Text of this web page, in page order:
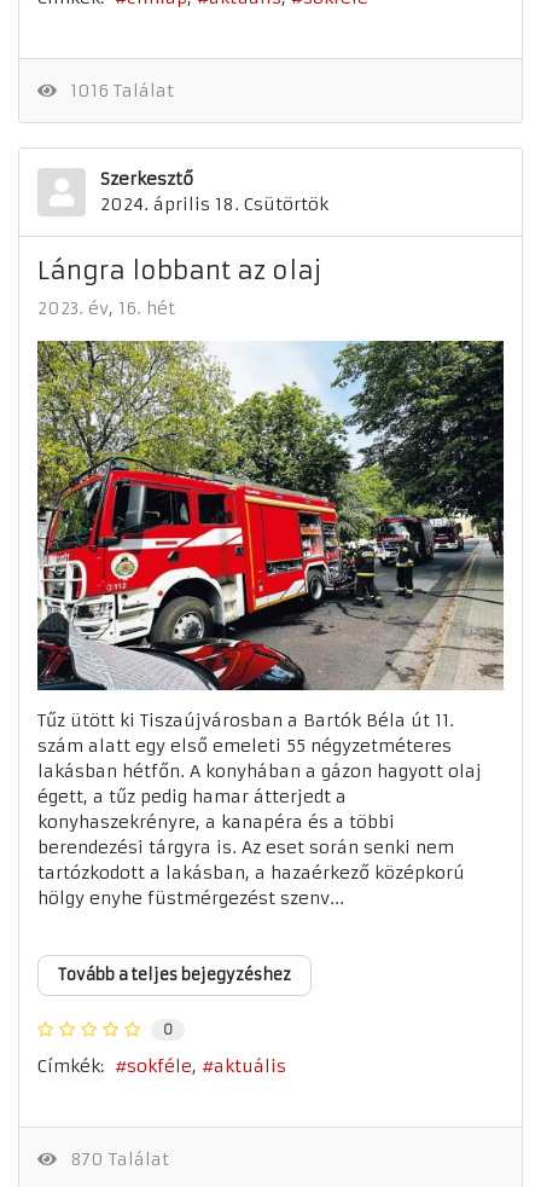
1016 Találat
Szerkesztő
2024. április 18. Csütörtök
Lángra lobbant az olaj
2023. év 16. hét
Tűz ütött ki Tiszaújvárosban a Bartók Béla út 11.
szám alatt egy első emeleti 55 négyzetméteres
lakásban hétfőn. A konyhában a gázon hagyott olaj
égett, a tűz pedig hamar átterjedt a
konyhaszekrényre, a kanapéra és a többi
berendezési tárgyra is. Az eset során senki nem
tartózkodott a lakásban, a hazaérkező középkorú
hölgy enyhe füstmérgezést szenv...
Tovább a teljes bejegyzéshez
0
Címkék: sokféle aktuális
870 Találat